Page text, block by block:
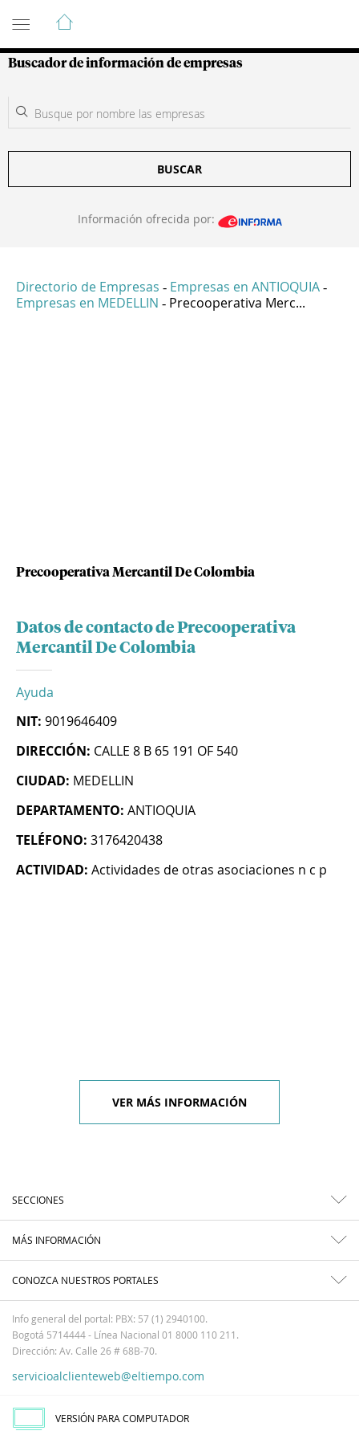
Guía de Empresas Colombianas
Buscador de información de empresas
BUSCAR
Información ofrecida por:
Directorio de Empresas - Empresas en ANTIOQUIA -
Empresas en MEDELLIN - Precooperativa Merc...
Precooperativa Mercantil De Colombia
Datos de contacto de Precooperativa
Mercantil De Colombia
Ayuda
NIT: 9019646409
DIRECCIÓN: CALLE 8 B 65 191 OF 540
CIUDAD: MEDELLIN
DEPARTAMENTO: ANTIOQUIA
TELÉFONO: 3176420438
ACTIVIDAD: Actividades de otras asociaciones n c p
VER MÁS INFORMACIÓN
SECCIONES
MÁS INFORMACIÓN
CONOZCA NUESTROS PORTALES
Info general del portal: PBX: 57 (1) 2940100.
Bogotá 5714444 - Línea Nacional 01 8000 110 211.
Dirección: Av. Calle 26 # 68B-70.
servicioalclienteweb@eltiempo.com
VERSIÓN PARA COMPUTADOR